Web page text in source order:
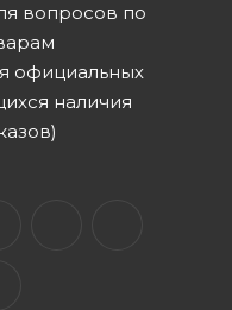
вопросов по
официальных
наличия